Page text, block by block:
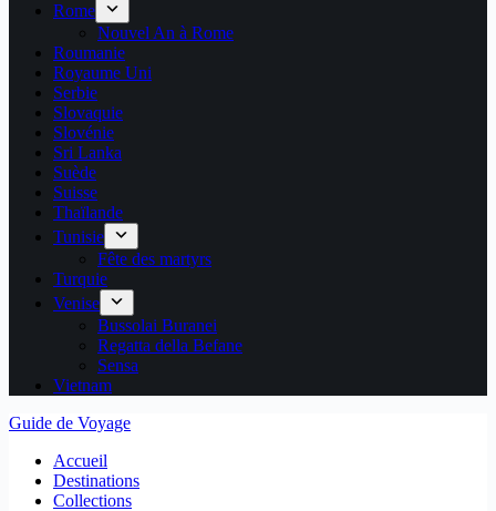
Rome
Nouvel An à Rome
Roumanie
Royaume Uni
Serbie
Slovaquie
Slovénie
Sri Lanka
Suède
Suisse
Thaïlande
Tunisie
Fête des martyrs
Turquie
Venise
Bussolai Buranei
Regatta della Befane
Sensa
Vietnam
Guide de Voyage
Accueil
Destinations
Collections